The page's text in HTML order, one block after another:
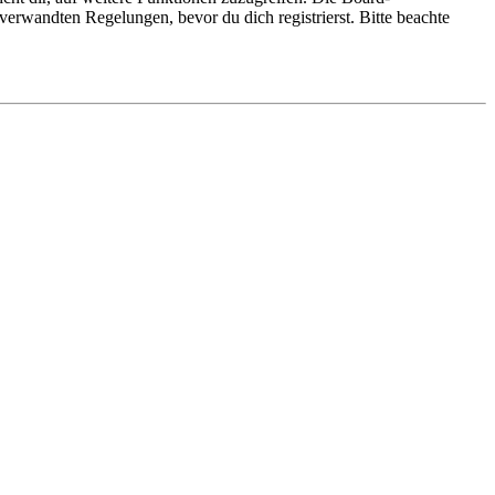
Regelungen, bevor du dich registrierst. Bitte beachte